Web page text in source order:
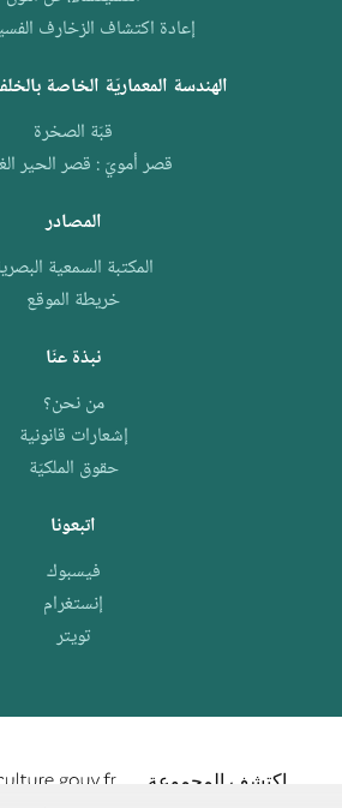
إعادة اكتشاف الزخارف
الهندسة المعماريّة الخاصة
قبّة الصخرة
قصر أمويّ : قصر الحير
المصادر
المكتبة السمعية
خريطة الموقع
نبذة عنّا
من نحن؟
إشعارات قانونية
حقوق الملكيّة
اتبعونا
فيسبوك
إنستغرام
تويتر
اكتشف المجموعة